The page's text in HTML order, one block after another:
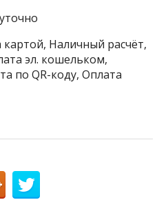
Наличный расчёт,
эл. кошельком,
по QR-коду, Оплата